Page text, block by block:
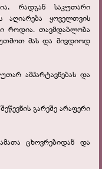
რადგან საკუთარი
აღიარება ყოველთვის
როდია. თავმდაბლობა
მას და მივდიოდ
ამპარტავნებას და
გარეშე არაფერი
ცხოვრებიდან და